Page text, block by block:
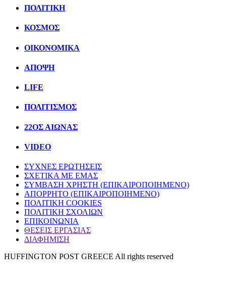
ΠΟΛΙΤΙΚΗ
ΚΟΣΜΟΣ
ΟΙΚΟΝΟΜΙΚΑ
ΑΠΟΨΗ
LIFE
ΠΟΛΙΤIΣΜΟΣ
22ΟΣ ΑΙΩΝΑΣ
VIDEO
ΣΥΧΝΕΣ ΕΡΩΤΗΣΕΙΣ
ΣΧΕΤΙΚΑ ΜΕ ΕΜΑΣ
ΣΥΜΒΑΣΗ ΧΡΗΣΤΗ (ΕΠΙΚΑΙΡΟΠΟΙΗΜΕΝΟ)
ΑΠΟΡΡΗΤΟ (ΕΠΙΚΑΙΡΟΠΟΙΗΜΕΝΟ)
ΠΟΛΙΤΙΚΗ COOKIES
ΠΟΛΙΤΙΚΗ ΣΧΟΛΙΩΝ
ΕΠΙΚΟΙΝΩΝΙΑ
ΘΕΣΕΙΣ ΕΡΓΑΣΙΑΣ
ΔΙΑΦΗΜΙΣΗ
HUFFINGTON POST GREECE All rights reserved